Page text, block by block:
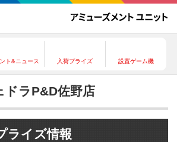
ト&ニュース 入荷プライズ 設置ゲーム機
ラP&D佐野店
ライズ情報